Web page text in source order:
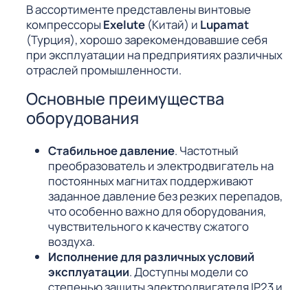
В ассортименте представлены винтовые
компрессоры Exelute(Китай) и Lupamat
(Турция), хорошо зарекомендовавшие себя
при эксплуатации на предприятиях различных
отраслей промышленности.
Основные преимущества
оборудования
Стабильное давление. Частотный
преобразователь и электродвигатель на
постоянных магнитах поддерживают
заданное давление без резких перепадов,
что особенно важно для оборудования,
чувствительного к качеству сжатого
воздуха.
Исполнение для различных условий
эксплуатации. Доступны модели со